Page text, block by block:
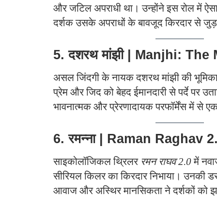
और जटिल अपराधी था। उन्होंने इस रोल में ऐसा
दर्शक उसके अपराधों के बावजूद किरदार से
5. दशरथ मांझी | Manjhi:
असल जिंदगी के नायक दशरथ मांझी की भूमिका
प्रेम और जिद को बेहद ईमानदारी से पर्दे पर
भावनात्मक और प्रेरणादायक परफॉर्मेंस में से
6. रमन्ना | Raman Raghav
साइकोलॉजिकल थ्रिलर रमन राघव 2.0में
सीरियल किलर का किरदार निभाया। उनकी
आवाज और अस्थिर मानसिकता ने दर्शकों को